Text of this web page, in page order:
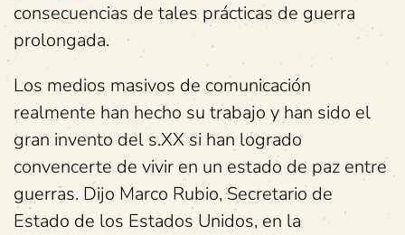
consecuencias de tales prácticas de guerra
prolongada.
Los medios masivos de comunicación
realmente han hecho su trabajo y han sido el
gran invento del s.XX si han logrado
convencerte de vivir en un estado de paz entre
guerras. Dijo Marco Rubio, Secretario de
Estado de los Estados Unidos, en la